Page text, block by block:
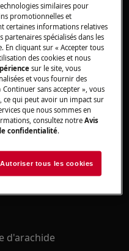
fins)
de vin blanc
d'arachide
similaires pour
promotionnelles et
certaines informations relatives
spécialisés dans les
En cliquant sur « Accepter tous
des cookies et nous
sur le site, vous
et vous fournir des
sans accepter », vous
ce qui peut avoir un impact sur
que nous sommes en
consultez notreAvis
confidentialité.
Autoriser tous les cookies